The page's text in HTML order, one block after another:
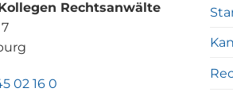
Rechtsanwälte
02 16 0